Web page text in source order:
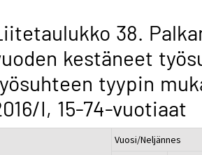
38.
kestäneet
tyypin
I, 15-74-vuotiaat
Vuosi/Neljännes